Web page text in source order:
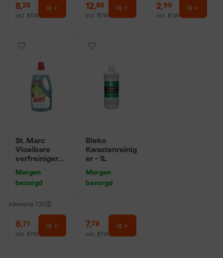
8,25
incl. BTW
12,89
incl. BTW
2,99
incl. BTW
St. Marc
Vloeibare
verfreiniger
1L
Morgen
bezorgd
Adviesprijs 7,32
6,71
incl. BTW
Bleko
Kwastenreinig
er - 1L
Morgen
bezorgd
7,78
incl. BTW